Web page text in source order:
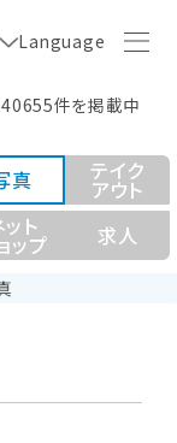
Language
件を掲載中
真 テイク
アウト
ト
ップ 求人